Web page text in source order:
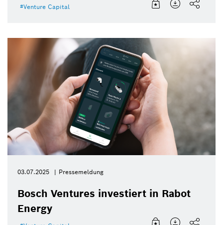
Venture Capital
03.07.2025 Pressemeldung
Bosch Ventures investiert in Rabot
Energy